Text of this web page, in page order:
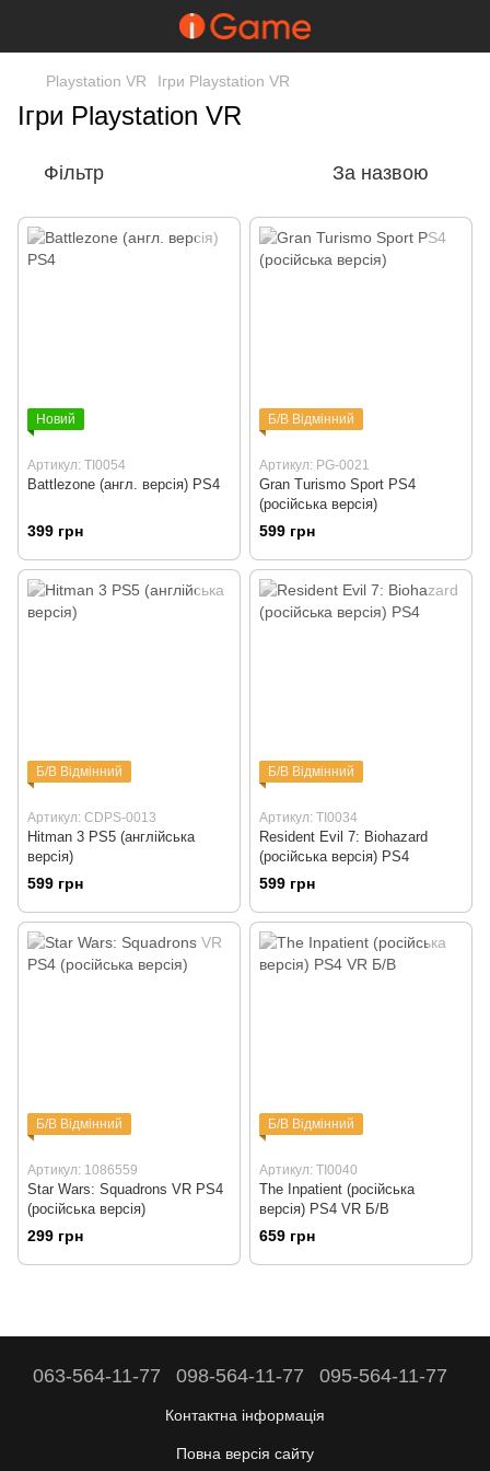
Playstation VR Ігри Playstation VR
Ігри Playstation VR
Фільтр За назвою
Новий
Артикул: TI0054
Battlezone (англ. версія) PS4
399 грн
Б/В Відмінний
Артикул: PG-0021
Gran Turismo Sport PS4
(російська версія)
599 грн
Б/В Відмінний
Артикул: CDPS-0013
Hitman 3 PS5 (англійська
версія)
599 грн
Б/В Відмінний
Артикул: TI0034
Resident Evil 7: Biohazard
(російська версія) PS4
599 грн
Б/В Відмінний
Артикул: 1086559
Star Wars: Squadrons VR PS4
(російська версія)
299 грн
Б/В Відмінний
Артикул: TI0040
The Inpatient (російська
версія) PS4 VR Б/В
659 грн
063-564-11-77 098-564-11-77 095-564-11-77
Контактна інформація
Повна версія сайту